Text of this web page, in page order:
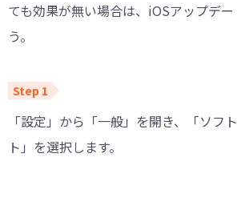
ても効果が無い場合は、iOSアップデ
う。
「設定」から「一般」を開き、「ソフ
ト」を選択します。